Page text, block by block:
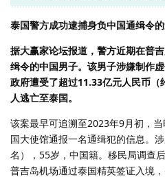
泰国警方成功逮捕身负中国通缉令
据大赢家论坛报道，警方近期在普
缉令的中国男子。该男子涉嫌制作
政府遭受了超过11.33亿元人民币
人逃亡至泰国。
该案最早可追溯至2023年9月初，
国大使馆通报一名通缉犯的信息。
名），55岁，中国籍。移民局调查
普吉岛机场通过泰国精英签证入境